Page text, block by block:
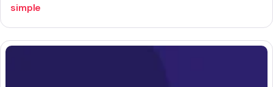
simple